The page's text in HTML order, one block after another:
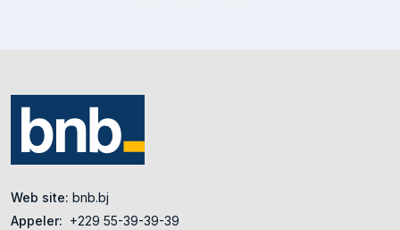
Web site: bnb.bj
Appeler: +229 55-39-39-39